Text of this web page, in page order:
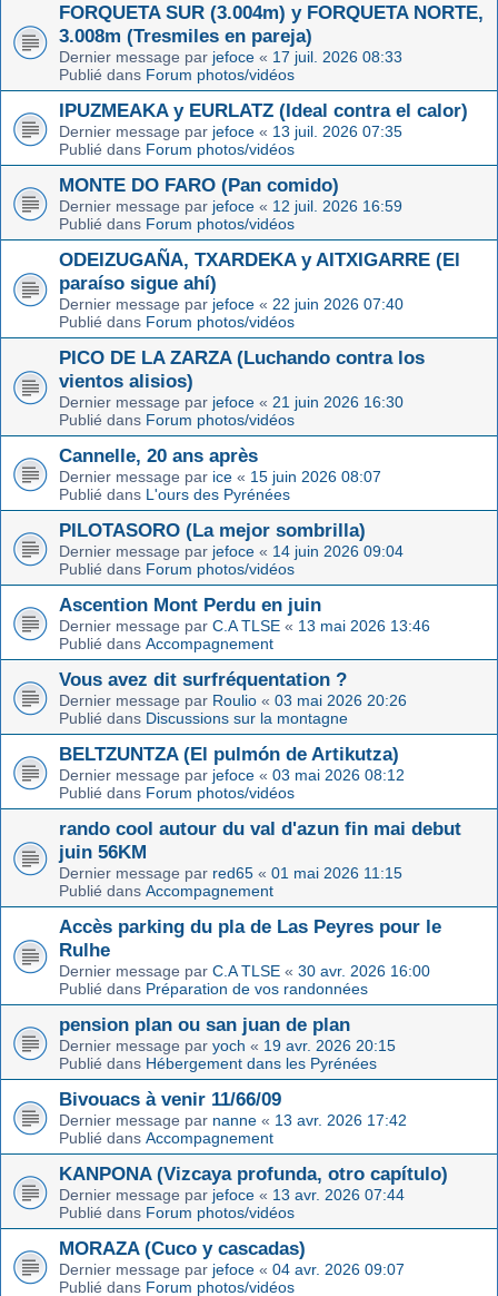
FORQUETA SUR (3.004m) y FORQUETA NORTE,
3.008m (Tresmiles en pareja)
Dernier message par jefoce « 17 juil. 2026 08:33
Publié dans Forum photos/vidéos
IPUZMEAKA y EURLATZ (Ideal contra el calor)
Dernier message par jefoce « 13 juil. 2026 07:35
Publié dans Forum photos/vidéos
MONTE DO FARO (Pan comido)
Dernier message par jefoce « 12 juil. 2026 16:59
Publié dans Forum photos/vidéos
ODEIZUGAÑA, TXARDEKA y AITXIGARRE (El
paraíso sigue ahí)
Dernier message par jefoce « 22 juin 2026 07:40
Publié dans Forum photos/vidéos
PICO DE LA ZARZA (Luchando contra los
vientos alisios)
Dernier message par jefoce « 21 juin 2026 16:30
Publié dans Forum photos/vidéos
Cannelle, 20 ans après
Dernier message par ice « 15 juin 2026 08:07
Publié dans L'ours des Pyrénées
PILOTASORO (La mejor sombrilla)
Dernier message par jefoce « 14 juin 2026 09:04
Publié dans Forum photos/vidéos
Ascention Mont Perdu en juin
Dernier message par C.A TLSE « 13 mai 2026 13:46
Publié dans Accompagnement
Vous avez dit surfréquentation ?
Dernier message par Roulio « 03 mai 2026 20:26
Publié dans Discussions sur la montagne
BELTZUNTZA (El pulmón de Artikutza)
Dernier message par jefoce « 03 mai 2026 08:12
Publié dans Forum photos/vidéos
rando cool autour du val d'azun fin mai debut
juin 56KM
Dernier message par red65 « 01 mai 2026 11:15
Publié dans Accompagnement
Accès parking du pla de Las Peyres pour le
Rulhe
Dernier message par C.A TLSE « 30 avr. 2026 16:00
Publié dans Préparation de vos randonnées
pension plan ou san juan de plan
Dernier message par yoch « 19 avr. 2026 20:15
Publié dans Hébergement dans les Pyrénées
Bivouacs à venir 11/66/09
Dernier message par nanne « 13 avr. 2026 17:42
Publié dans Accompagnement
KANPONA (Vizcaya profunda, otro capítulo)
Dernier message par jefoce « 13 avr. 2026 07:44
Publié dans Forum photos/vidéos
MORAZA (Cuco y cascadas)
Dernier message par jefoce « 04 avr. 2026 09:07
Publié dans Forum photos/vidéos